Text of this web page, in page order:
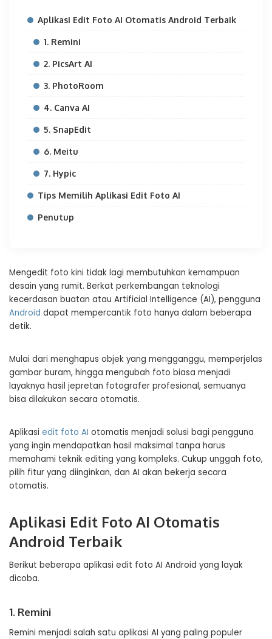
Aplikasi Edit Foto AI Otomatis Android Terbaik
1. Remini
2. PicsArt AI
3. PhotoRoom
4. Canva AI
5. SnapEdit
6. Meitu
7. Hypic
Tips Memilih Aplikasi Edit Foto AI
Penutup
Mengedit foto kini tidak lagi membutuhkan kemampuan
desain yang rumit. Berkat perkembangan teknologi
kecerdasan buatan atau Artificial Intelligence (AI), pengguna
Android dapat mempercantik foto hanya dalam beberapa
detik.
Mulai dari menghapus objek yang mengganggu, memperjelas
gambar buram, hingga mengubah foto biasa menjadi
layaknya hasil jepretan fotografer profesional, semuanya
bisa dilakukan secara otomatis.
Aplikasi edit foto AI otomatis menjadi solusi bagi pengguna
yang ingin mendapatkan hasil maksimal tanpa harus
memahami teknik editing yang kompleks. Cukup unggah foto,
pilih fitur yang diinginkan, dan AI akan bekerja secara
otomatis.
Aplikasi Edit Foto AI Otomatis
Android Terbaik
Berikut beberapa aplikasi edit foto AI Android yang layak
dicoba.
1. Remini
Remini menjadi salah satu aplikasi AI yang paling populer